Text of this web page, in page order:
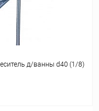
д/ванны d40 (1/8)